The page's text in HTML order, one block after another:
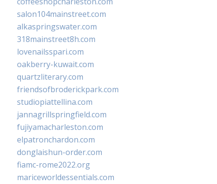
salon104mainstreet.com
alkaspringswater.com
318mainstreet8h.com
lovenailsspari.com
oakberry-kuwait.com
quartzliterary.com
friendsofbroderickpark.com
studiopiattellina.com
jannagrillspringfield.com
fujiyamacharleston.com
elpatronchardon.com
donglaishun-order.com
fiamc-rome2022.org
mariceworldessentials.com